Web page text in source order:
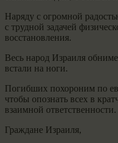
Наряду с огромной
с трудной задачей
восстановления.
Весь народ Израиля
встали на ноги.
Погибших похороним по
чтобы опознать всех в
взаимной ответственности.
Граждане Израиля,